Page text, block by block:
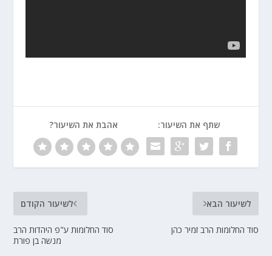
שתף את השיעור: אהבת את השיעור?
לשיעור הקודם
סוד החלומות ע"פ היהדות הרב
מנשה בן פורת
לשיעור הבא
סוד החלומות הרב זמיר כהן